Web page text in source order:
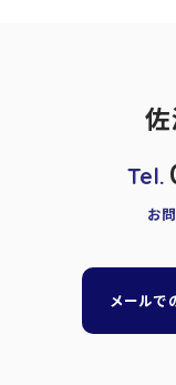
Tel.
お
メールで